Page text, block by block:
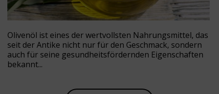
Olivenöl ist eines der wertvollsten Nahrungsmittel, das
seit der Antike nicht nur für den Geschmack, sondern
auch für seine gesundheitsfördernden Eigenschaften
bekannt...